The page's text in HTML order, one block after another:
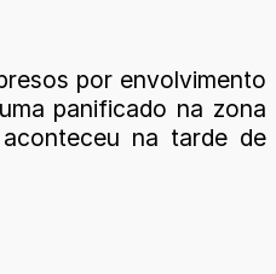
por envolvimento
panificado na zona
na tarde de